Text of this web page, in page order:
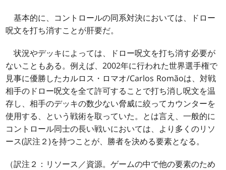
基本的に、コントロールの同系対決においては、ドロー
呪文を打ち消すことが肝要だ。
状況やデッキによっては、ドロー呪文を打ち消す必要が
ないこともある。例えば、2002年に行われた世界選手権で
見事に優勝したカルロス・ロマオ/Carlos Romãoは、対戦
相手のドロー呪文を全て許可することで打ち消し呪文を温
存し、相手のデッキの数少ない脅威に絞ってカウンターを
使用する、という戦術を取っていた。とは言え、一般的に
コントロール同士の長い戦いにおいては、より多くのリソ
ース(訳注２)を持つことが、勝者を決める要素となる。
（訳注２：リソース／資源。ゲームの中で他の要素のため